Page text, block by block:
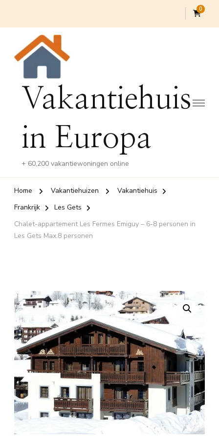
0
Vakantiehuis
in Europa
+ 60,200 vakantiewoningen online
Home Vakantiehuizen
Vakantiehuis
Frankrijk
Les Gets
Chalet-appartement Les Fermes Emiguy – 6-8 personen in
Les Gets Max.8 personen